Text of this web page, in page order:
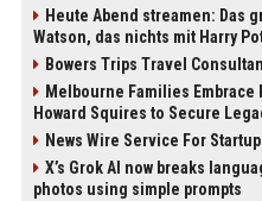
Heute Abend streamen: Das
Watson, das nichts mit Harry
Bowers Trips Travel
Melbourne Families Embrace
Howard Squires to Secure
News Wire Service For
X’s Grok AI now breaks
photos using simple prompts